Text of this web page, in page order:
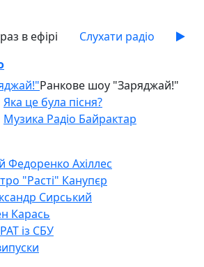
в ефірі
Слухати радіо
Ранкове шоу "Заряджай!"
Яка це була пісня?
Музика Радіо Байрактар
Федоренко Ахіллес
"Расті" Канупєр
Сирський
Карась
із СБУ